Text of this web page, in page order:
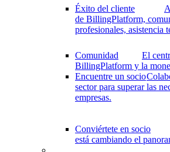
Éxito del cliente
de BillingPlatform,
profesionales, asistencia
Comunidad
El
BillingPlatform y la
Encuentre un socio
sector para superar las
empresas.
Conviértete en socio
está cambiando el